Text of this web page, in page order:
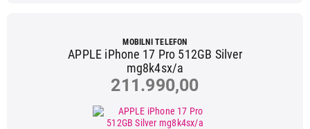
MOBILNI TELEFON
APPLE iPhone 17 Pro 512GB Silver
mg8k4sx/a
211.990,00